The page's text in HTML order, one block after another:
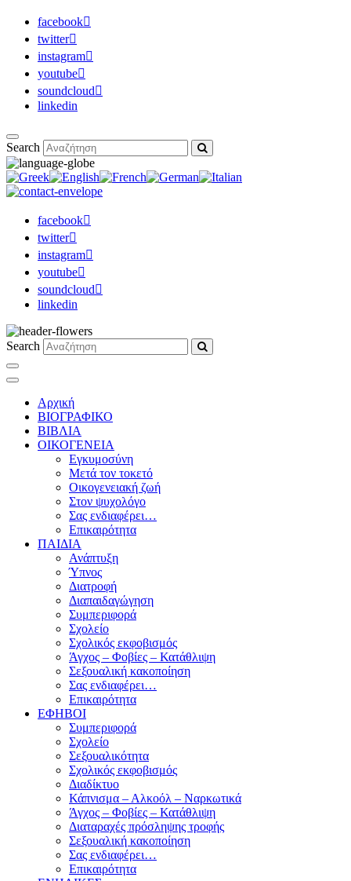
facebook
twitter
instagram
youtube
soundcloud
linkedin
Search
facebook
twitter
instagram
youtube
soundcloud
linkedin
Search
Αρχική
ΒΙΟΓΡΑΦΙΚΟ
ΒΙΒΛΙΑ
ΟΙΚΟΓΕΝΕΙΑ
Εγκυμοσύνη
Μετά τον τοκετό
Οικογενειακή ζωή
Στον ψυχολόγο
Σας ενδιαφέρει…
Επικαιρότητα
ΠΑΙΔΙΑ
Ανάπτυξη
Ύπνος
Διατροφή
Διαπαιδαγώγηση
Συμπεριφορά
Σχολείο
Σχολικός εκφοβισμός
Άγχος – Φοβίες – Κατάθλιψη
Σεξουαλική κακοποίηση
Σας ενδιαφέρει…
Επικαιρότητα
ΕΦΗΒΟΙ
Συμπεριφορά
Σχολείο
Σεξουαλικότητα
Σχολικός εκφοβισμός
Διαδίκτυο
Κάπνισμα – Αλκοόλ – Ναρκωτικά
Άγχος – Φοβίες – Κατάθλιψη
Διαταραχές πρόσληψης τροφής
Σεξουαλική κακοποίηση
Σας ενδιαφέρει…
Επικαιρότητα